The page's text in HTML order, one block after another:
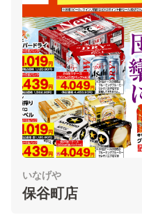
いなげや
保谷町店